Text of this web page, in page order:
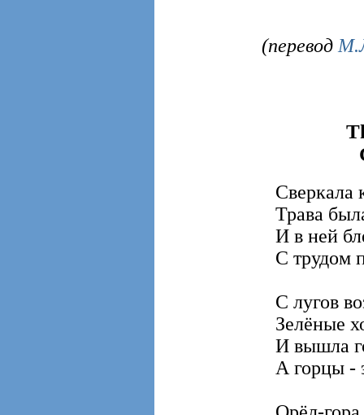
(перевод
Сверкала
Трава
И в ней
С трудом
С лугов
Зелёные
И вышла
А горцы -